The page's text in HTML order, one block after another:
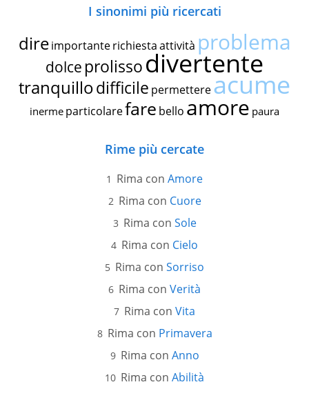
I sinonimi più ricercati
dire importante richiestaattività problema
dolce prolissodivertente
tranquillodifficile permettereacume
inerme particolarefare bello amore paura
Rime più cercate
Rima con Amore
Rima con Cuore
Rima con Sole
Rima con Cielo
Rima con Sorriso
Rima con Verità
Rima con Vita
Rima con Primavera
Rima con Anno
Rima con Abilità